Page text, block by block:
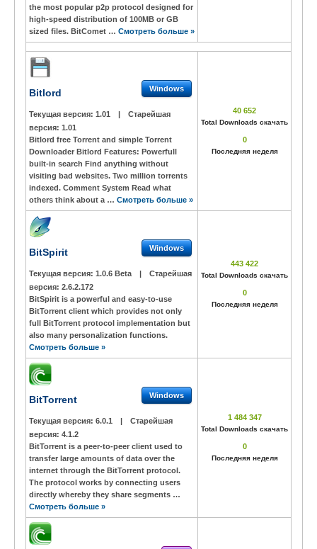
the most popular p2p protocol designed for
high-speed distribution of 100MB or GB
sized files. BitComet … Смотреть больше »
Bitlord Windows
Текущая версия: 1.01 |
Старейшая
версия: 1.01
Bitlord free Torrent and simple Torrent
Downloader Bitlord Features: Powerfull
built-in search Find anything without
visiting bad websites. Two million torrents
indexed. Comment System Read what
others think about a … Смотреть больше »
40 652
Total Downloads скачать
0
Последняя неделя
BitSpirit Windows
Текущая версия: 1.0.6 Beta |
Старейшая
версия: 2.6.2.172
BitSpirit is a powerful and easy-to-use
BitTorrent client which provides not only
full BitTorrent protocol implementation but
also many personalization functions.
Смотреть больше »
443 422
Total Downloads скачать
0
Последняя неделя
BitTorrent Windows
Текущая версия: 6.0.1 |
Старейшая
версия: 4.1.2
BitTorrent is a peer-to-peer client used to
transfer large amounts of data over the
internet through the BitTorrent protocol.
The protocol works by connecting users
directly whereby they share segments …
Смотреть больше »
1 484 347
Total Downloads скачать
0
Последняя неделя